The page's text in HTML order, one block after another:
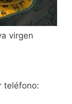
virgen
teléfono: